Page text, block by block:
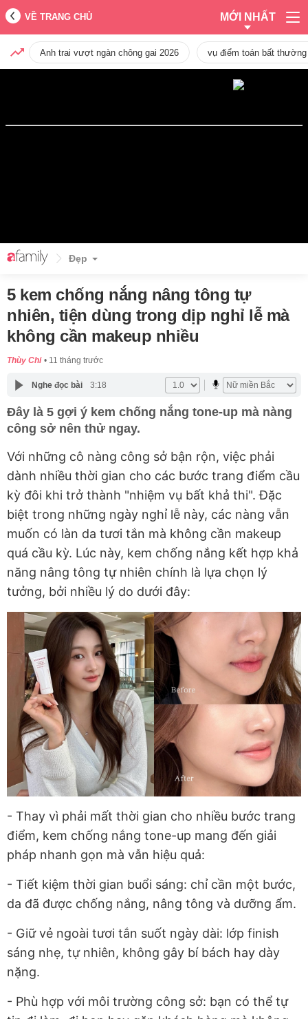
VỀ TRANG CHỦ MỚI NHẤT
Anh trai vượt ngàn chông gai 2026 vụ điểm toán bất
Đẹp
5 kem chống nắng nâng tông tự
nhiên, tiện dùng trong dịp nghỉ lễ mà
không cần makeup nhiều
Thùy Chi 11 tháng trước
Nghe đọc bài 3:18
Đây là 5 gợi ý kem chống nắng tone-up mà nàng
công sở nên thử ngay.
Với những cô nàng công sở bận rộn, việc phải
dành nhiều thời gian cho các bước trang điểm cầu
kỳ đôi khi trở thành "nhiệm vụ bất khả thi". Đặc
biệt trong những ngày nghỉ lễ này, các nàng vẫn
muốn có làn da tươi tắn mà không cần makeup
quá cầu kỳ. Lúc này, kem chống nắng kết hợp khả
năng nâng tông tự nhiên chính là lựa chọn lý
tưởng, bởi nhiều lý do dưới đây:
- Thay vì phải mất thời gian cho nhiều bước trang
điểm, kem chống nắng tone-up mang đến giải
pháp nhanh gọn mà vẫn hiệu quả:
- Tiết kiệm thời gian buổi sáng: chỉ cần một bước,
da đã được chống nắng, nâng tông và dưỡng ẩm.
- Giữ vẻ ngoài tươi tắn suốt ngày dài: lớp finish
sáng nhẹ, tự nhiên, không gây bí bách hay dày
nặng.
- Phù hợp với môi trường công sở: bạn có thể tự